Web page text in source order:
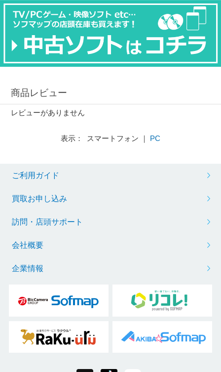
商品レビュー
レビューがありません
表示： スマートフォン ｜ PC
ご利用ガイド
買取お申し込み
訪問・店頭サポート
会社概要
企業情報